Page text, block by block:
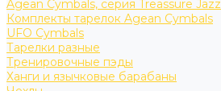
Agean Cymbals, серия Treassure Jazz
Комплекты тарелок Agean Cymbals
UFO Cymbals
Тарелки разные
Тренировочные пэды
Ханги и язычковые барабаны